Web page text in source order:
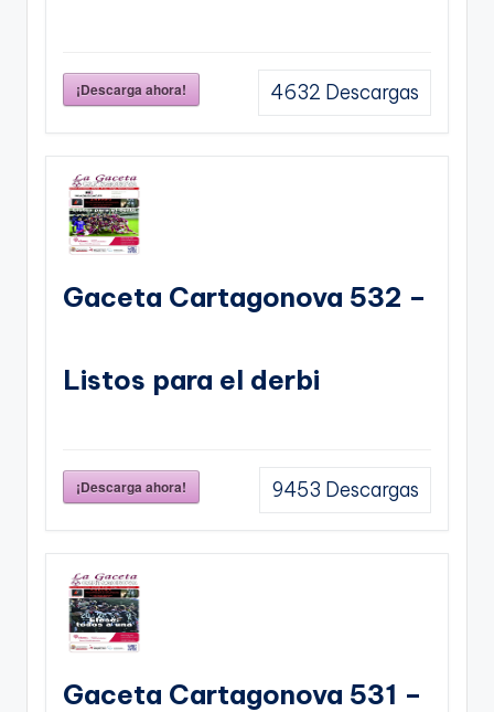
¡Descarga ahora! 4632 Descargas
Gaceta Cartagonova 532 –
Listos para el derbi
¡Descarga ahora! 9453 Descargas
Gaceta Cartagonova 531 –